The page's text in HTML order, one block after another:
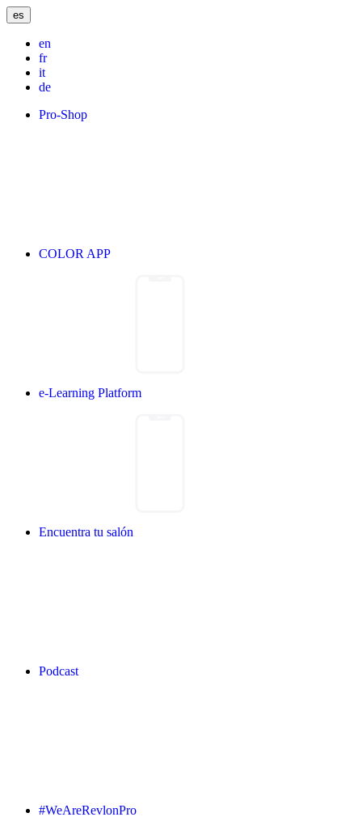
es
en
fr
it
de
Pro-Shop
COLOR APP
e-Learning Platform
Encuentra tu salón
Podcast
#WeAreRevlonPro